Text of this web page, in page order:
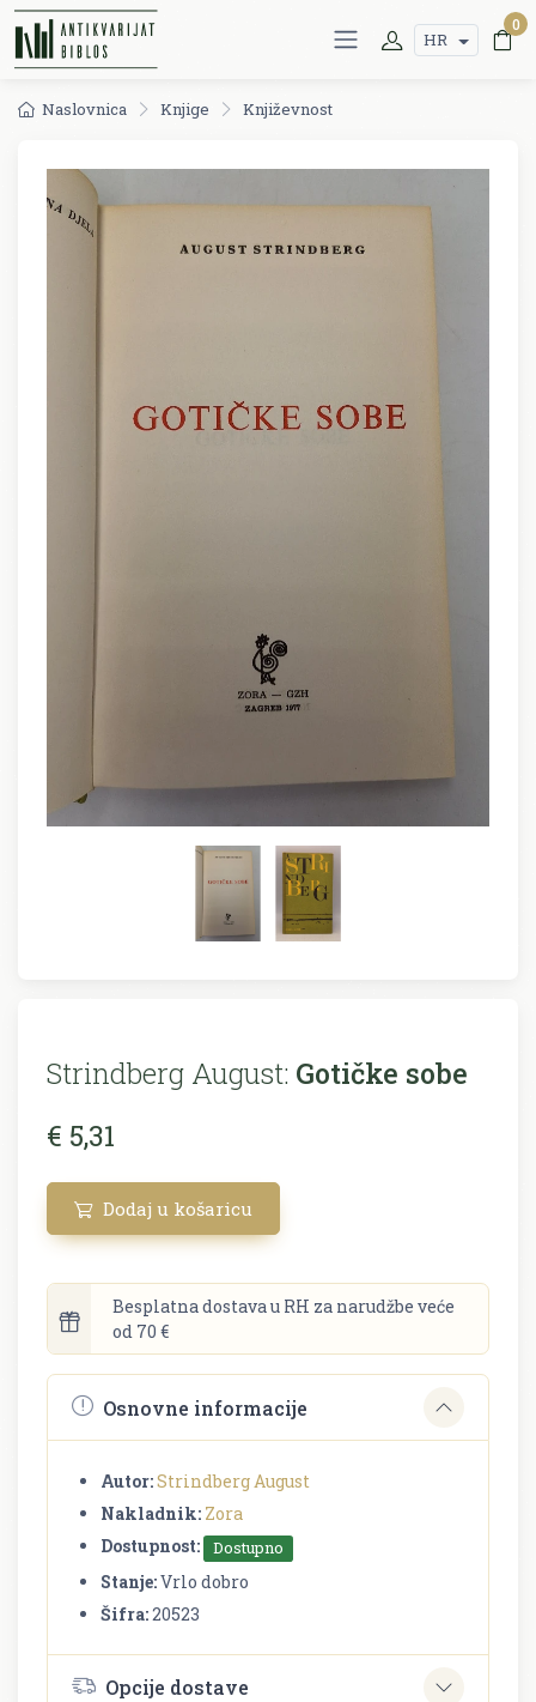
HR
0
Naslovnica Knjige Književnost
Strindberg August: Gotičke sobe
€ 5,31
Dodaj u košaricu
Besplatna dostava u RH za narudžbe veće
od 70 €
Osnovne informacije
Autor:Strindberg August
Nakladnik: Zora
Dostupnost:
Dostupno
Stanje:Vrlo dobro
Šifra:20523
Opcije dostave